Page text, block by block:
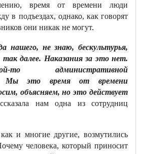
время от времени люди
в подъездах, однако, как говорят
они никак не могут.
нашего, не знаю, бескультурья,
далее. Наказания за это нет.
административной
Мы это время от времени
объясняем, но это действует
нам одна из сотрудниц
и многие другие, возмутились
человека, который приносит